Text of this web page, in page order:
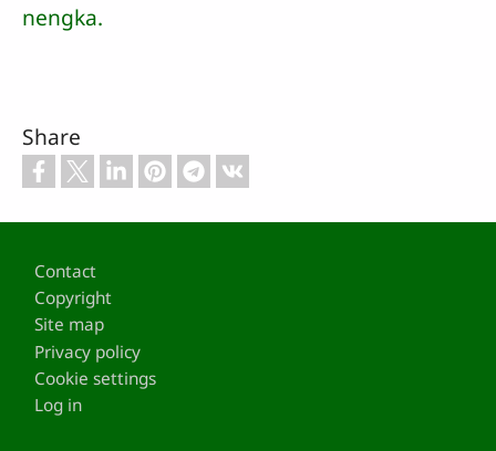
nengka.
Share
Footer
Contact
Copyright
Site map
Privacy policy
Cookie settings
Log in